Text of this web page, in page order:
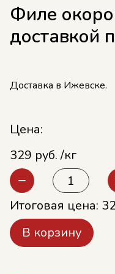
Филе
доставкой
Доставка в Ижевске.
Цена:
329 руб. /кг
Итоговая цена:
В корзину